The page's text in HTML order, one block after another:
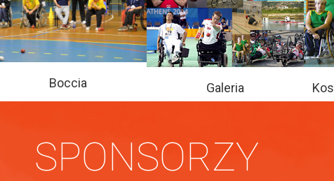
Boccia Galeria
SPONSORZY